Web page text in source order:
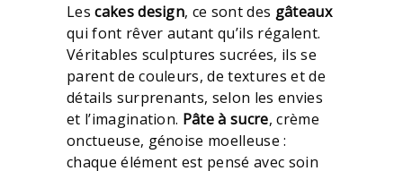
Lescakes design, ce sont des gâteaux
qui font rêver autant qu’ils régalent.
Véritables sculptures sucrées, ils se
parent de couleurs, de textures et de
détails surprenants, selon les envies
et l’imagination. Pâte à sucre, crème
onctueuse, génoise moelleuse :
chaque élément est pensé avec soin